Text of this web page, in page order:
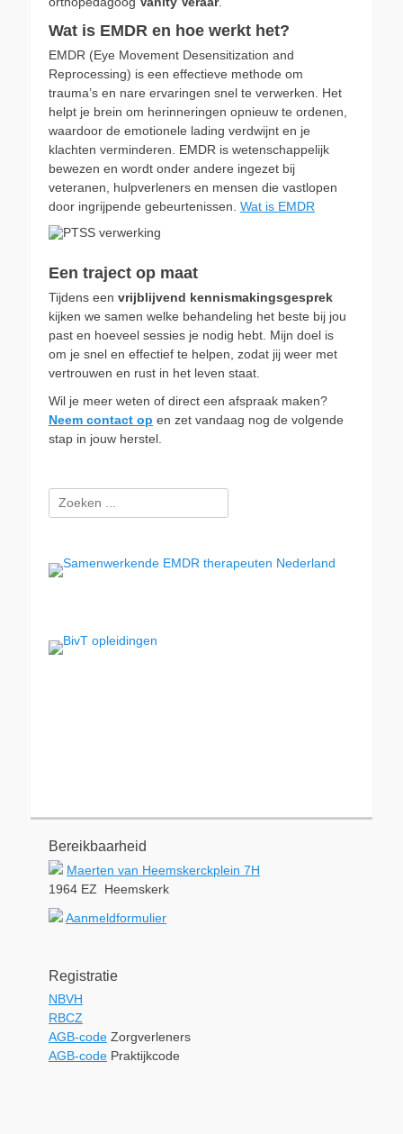
Wat is EMDR en hoe werkt het?
EMDR (Eye Movement Desensitization and
Reprocessing) is een effectieve methode om
trauma’s en nare ervaringen snel te verwerken. Het
helpt je brein om herinneringen opnieuw te ordenen,
waardoor de emotionele lading verdwijnt en je
klachten verminderen. EMDR is wetenschappelijk
bewezen en wordt onder andere ingezet bij
veteranen, hulpverleners en mensen die vastlopen
door ingrijpende gebeurtenissen. Wat is EMDR
Een traject op maat
Tijdens een vrijblijvend kennismakingsgesprek
kijken we samen welke behandeling het beste bij jou
past en hoeveel sessies je nodig hebt. Mijn doel is
om je snel en effectief te helpen, zodat jij weer met
vertrouwen en rust in het leven staat.
Wil je meer weten of direct een afspraak maken?
Neem contact op en zet vandaag nog de volgende
stap in jouw herstel.
Zoeken
naar:
Bereikbaarheid
Maerten van Heemskerckplein 7H
1964 EZ Heemskerk
Aanmeldformulier
Registratie
NBVH
RBCZ
AGB-code Zorgverleners
AGB-code Praktijkcode